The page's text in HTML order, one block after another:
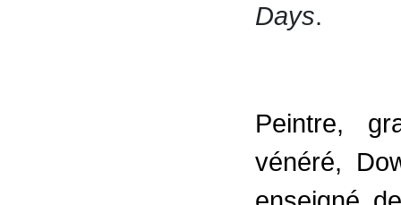
Days.
Peintre,
vénéré,